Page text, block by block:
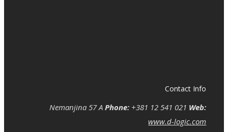
Contact Info
Nemanjina 57 A Phone: +381 12 541 021 Web:
www.d-logic.com